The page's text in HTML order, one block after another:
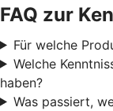
FAQ zur
Für welche
Welche
haben?
Was passiert,